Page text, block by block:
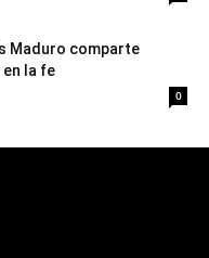
Maduro comparte
la fe
0